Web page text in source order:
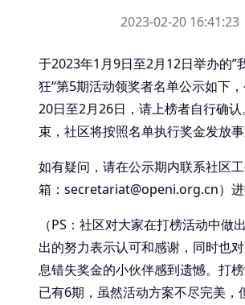
2023-02-20 16:41:23
于2023年1月9日至2月12日举办的”
狂“第5期活动领奖者名单公示如下
20日至2月26日，请上榜者自行确
束，社区将按照名单执行奖金发放事
如有疑问，请在公示期内联系社区
箱：secretariat@openi.org.cn）进
（PS：社区对大家在打榜活动中做
出的努力表示认可和感谢，同时也
息错失奖金的小伙伴感到遗憾。打
已有6期，虽然活动方案不尽完美，